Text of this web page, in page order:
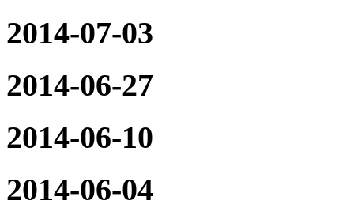
2014-07-03
2014-06-27
2014-06-10
2014-06-04